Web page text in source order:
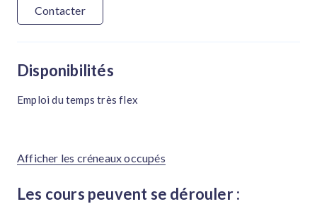
Contacter
Disponibilités
Emploi du temps très flex
Afficher les créneaux occupés
Les cours peuvent se dérouler :